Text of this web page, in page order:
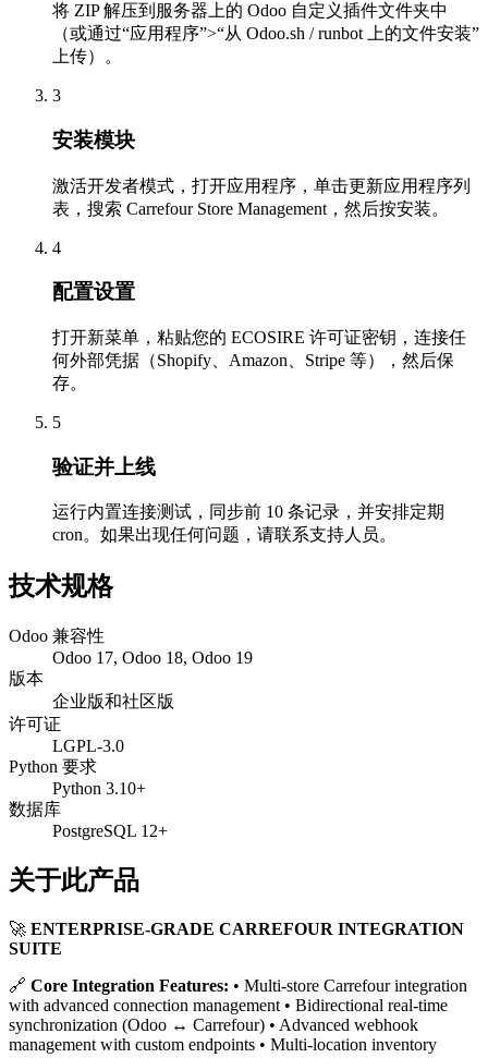
将 ZIP 解压到服务器上的 Odoo 自定义插件文件夹中
（或通过“应用程序”>“从 Odoo.sh / runbot 上的文件安装”
上传）。
3
安装模块
激活开发者模式，打开应用程序，单击更新应用程序列
表，搜索 Carrefour Store Management，然后按安装。
4
配置设置
打开新菜单，粘贴您的 ECOSIRE 许可证密钥，连接任
何外部凭据（Shopify、Amazon、Stripe 等），然后保
存。
5
验证并上线
运行内置连接测试，同步前 10 条记录，并安排定期
cron。如果出现任何问题，请联系支持人员。
技术规格
Odoo 兼容性
Odoo 17, Odoo 18, Odoo 19
版本
企业版和社区版
许可证
LGPL-3.0
Python 要求
Python 3.10+
数据库
PostgreSQL 12+
关于此产品
🚀 ENTERPRISE-GRADE CARREFOUR INTEGRATION
SUITE
🔗 Core Integration Features: • Multi-store Carrefour integration
with advanced connection management • Bidirectional real-time
synchronization (Odoo ↔ Carrefour) • Advanced webhook
management with custom endpoints • Multi-location inventory